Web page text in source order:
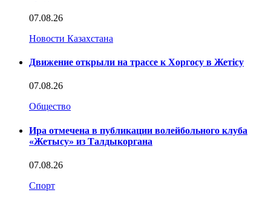
07.08.26
Новости Казахстана
Движение открыли на трассе к Хоргосу в Жетісу
07.08.26
Общество
Ира отмечена в публикации волейбольного клуба
«Жетысу» из Талдыкоргана
07.08.26
Спорт